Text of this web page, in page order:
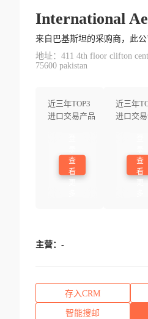
来自巴基斯坦的采购商，此
地址：411 4th floor clifton
75600 pakistan
近三年TOP3
进口交易产品
查
看
近三年
进口交
查
看
主营： -
存入CRM
智能搜邮